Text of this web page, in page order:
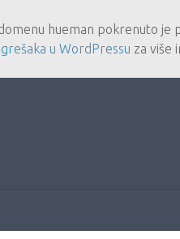
hueman pokrenuto je
u WordPressu za više